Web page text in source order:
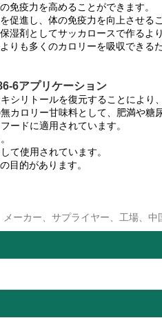
免疫力を高めることができます。
促進し、体の免疫力を向上させる
湿剤としてサッカロースで作るよ
りも多くのカロリーを吸収でき
6アプリケーション
シリトールを復元することにより
カロリー甘味料として、肥満や糖
ードに適用されています。
て使用されています。
目的があります。
ーカー、サプライヤー、工場、